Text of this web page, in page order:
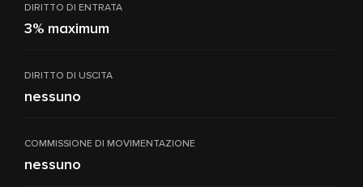
DIRITTO DI ENTRATA
3% maximum
DIRITTO DI USCITA
nessuno
COMMISSIONE DI MOVIMENTAZIONE
nessuno